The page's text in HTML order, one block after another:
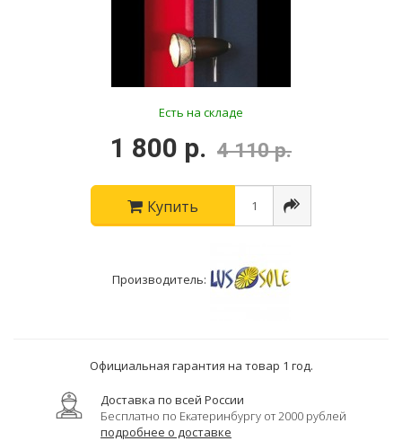
Есть на складе
1 800 р. 4 110 р.
Купить
Производитель:
Официальная гарантия на товар 1 год.
Доставка по всей России
Бесплатно по Екатеринбургу от 2000 рублей
подробнее о доставке